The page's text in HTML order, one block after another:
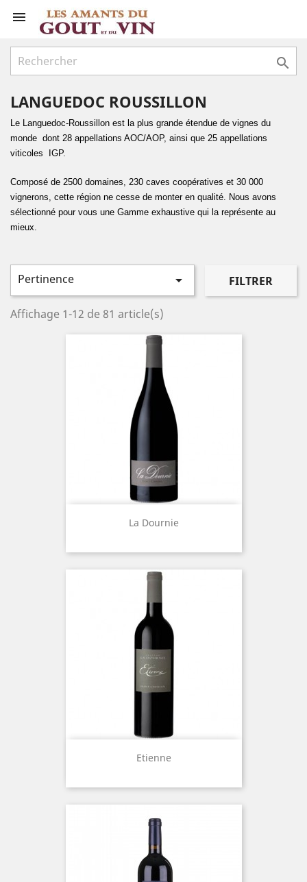


LANGUEDOC ROUSSILLON
Le Languedoc-Roussillon est la plus grande étendue de vignes du
monde dont 28 appellations AOC/AOP, ainsi que 25 appellations
viticoles IGP.
Composé de 2500 domaines, 230 caves coopératives et 30 000
vignerons, cette région ne cesse de monter en qualité. Nous avons
sélectionné pour vous une Gamme exhaustive qui la représente au
mieux.
Pertinence  FILTRER
Affichage 1-12 de 81 article(s)
La Dournie
Etienne